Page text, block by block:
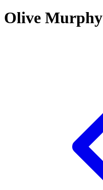
Olive Murphy